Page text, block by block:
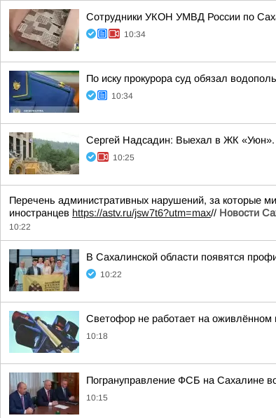
Сотрудники УКОН УМВД России по
10:34
По иску прокурора суд обязал
10:34
Сергей Надсадин: Выехал в ЖК «Уюн».
10:25
Перечень административных нарушений, за которые
иностранцев https://astv.ru/jsw7t6?utm=max// Новости
10:22
В Сахалинской области появятся
10:22
Светофор не работает на оживлённом
10:18
Погрануправление ФСБ на Сахалине
10:15